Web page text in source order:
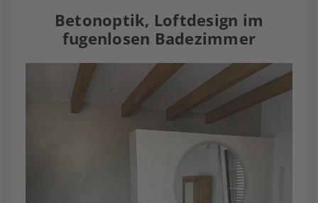
Betonoptik, Loftdesign im
fugenlosen Badezimmer